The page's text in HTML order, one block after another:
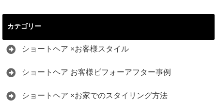
カテゴリー
ショートヘア ×お客様スタイル
ショートヘア お客様ビフォーアフター事例
ショートヘア ×お家でのスタイリング方法